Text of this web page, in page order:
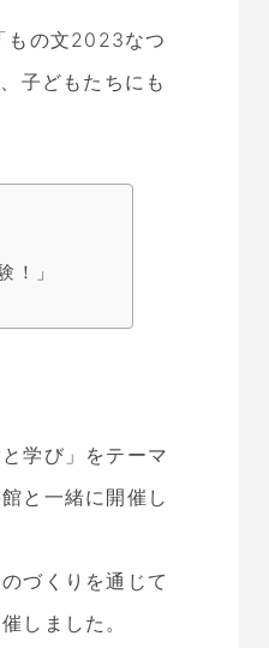
もの文2023なつ
子どもたちにも
！」
学び」をテーマ
と一緒に開催し
づくりを通じて
しました。